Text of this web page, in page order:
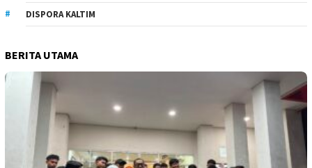
DISPORA KALTIM
BERITA UTAMA